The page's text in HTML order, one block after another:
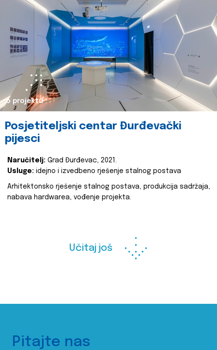
o projektu
Posjetiteljski centar Đurđevački
pijesci
Naručitelj: Grad Đurđevac, 2021.
Usluge: idejno i izvedbeno rješenje stalnog postava
Arhitektonsko rješenje stalnog postava, produkcija sadržaja,
nabava hardwarea, vođenje projekta.
Učitaj još
Pitajte nas